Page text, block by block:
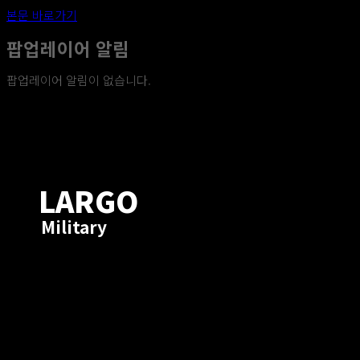
본문 바로가기
팝업레이어 알림
팝업레이어 알림이 없습니다.
Drones
Activities
LARGO
Military